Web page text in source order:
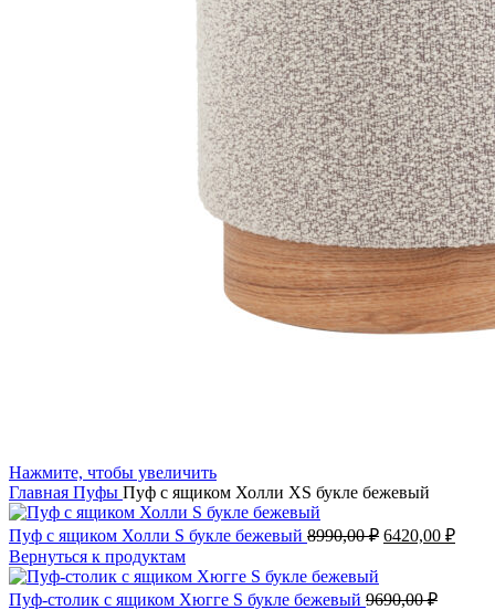
Нажмите, чтобы увеличить
Главная Пуфы Пуф с ящиком Холли XS букле бежевый
Пуф с ящиком Холли S букле бежевый 8990,00₽ 6420,00 ₽
Вернуться к продуктам
Пуф-столик с ящиком Хюгге S букле бежевый 9690,00₽